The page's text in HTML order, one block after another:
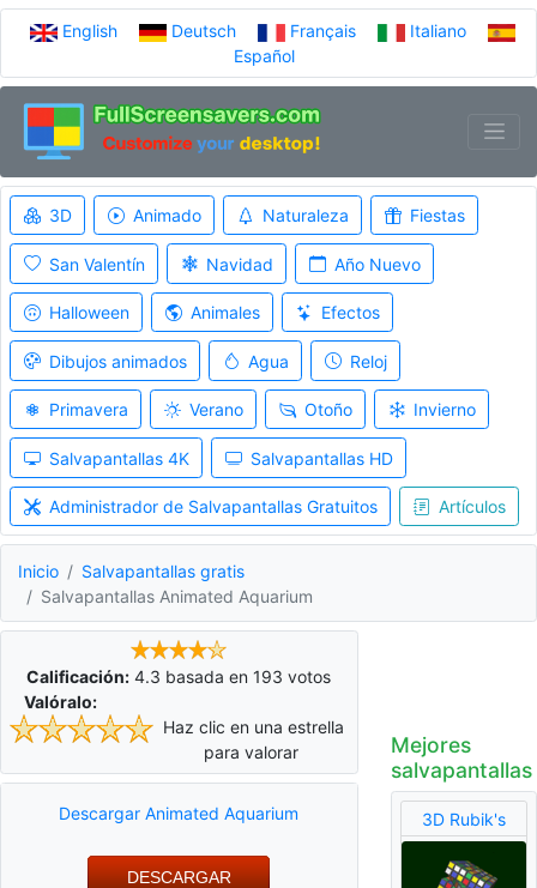
English Deutsch Français
Italiano
Español
3D Animado Naturaleza Fiestas
San Valentín Navidad Año Nuevo
Halloween Animales Efectos
Dibujos animados Agua Reloj
Primavera Verano Otoño Invierno
Salvapantallas 4K Salvapantallas HD
Administrador de Salvapantallas Gratuitos Artículos
Inicio
Salvapantallas gratis
Salvapantallas Animated Aquarium
Calificación: 4.3 basada en193 votos
Valóralo:
Haz clic en una estrella
para valorar
Descargar Animated Aquarium
DESCARGAR
Mejores
salvapantallas
3D Rubik's